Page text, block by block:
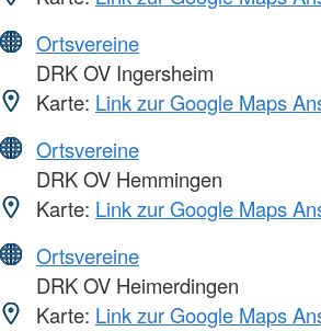
Ortsvereine
DRK OV Ingersheim
Karte: Link zur Google Maps
Ortsvereine
DRK OV Hemmingen
Karte: Link zur Google Maps
Ortsvereine
DRK OV Heimerdingen
Karte: Link zur Google Maps